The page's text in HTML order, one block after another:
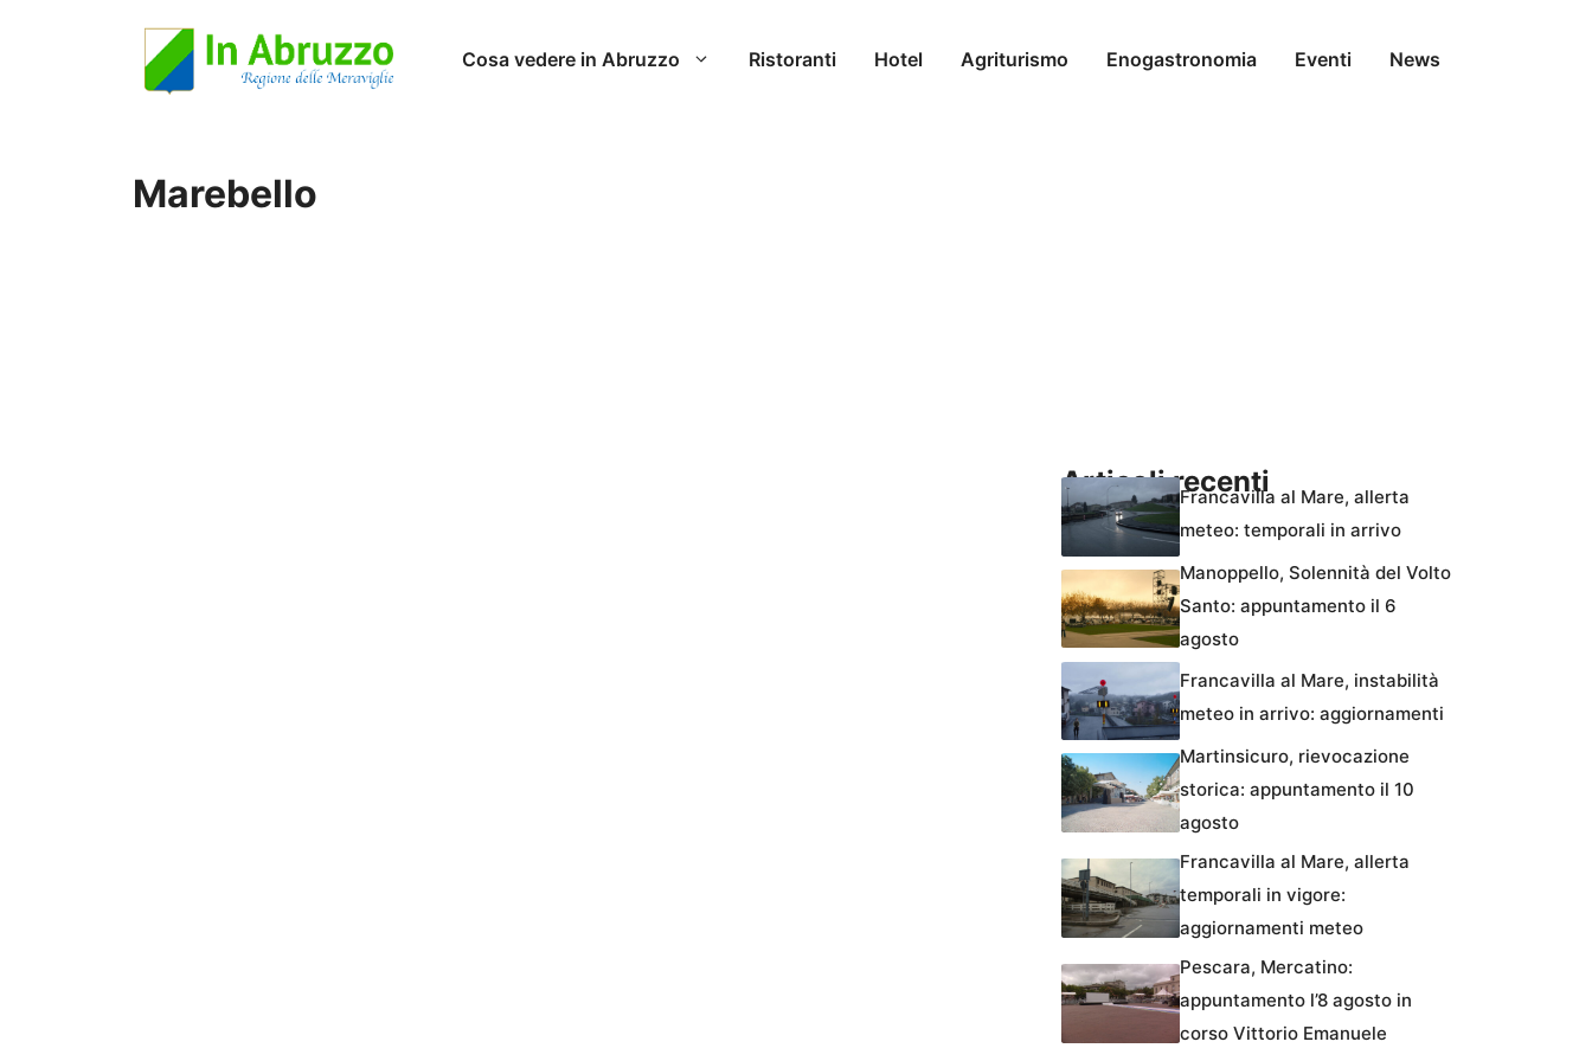
Cosa vedere in Abruzzo Ristoranti Hotel Agriturismo Enogastronomia Eventi News
Marebello
Articoli recentiFrancavilla al Mare, allerta
meteo: temporali in arrivo
Manoppello, Solennità del Volto
Santo: appuntamento il 6
agosto
Francavilla al Mare, instabilità
meteo in arrivo: aggiornamenti
Martinsicuro, rievocazione
storica: appuntamento il 10
agosto
Francavilla al Mare, allerta
temporali in vigore:
aggiornamenti meteo
Pescara, Mercatino:
appuntamento l’8 agosto in
corso Vittorio Emanuele